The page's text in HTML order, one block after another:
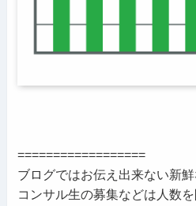
==================
ブログではお伝え出来ない新鮮
コンサル生の募集などは人数